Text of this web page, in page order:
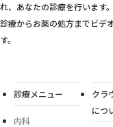
れ、あなたの診療を行います。
診療からお薬の処方までビデ
す。
診療メニュー
内科
クラ
につ